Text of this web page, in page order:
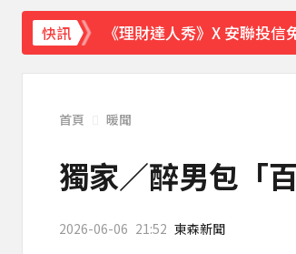
快訊
《理財達人秀》X 安聯投
下載東森App，隨時掌握天
解放軍擬「失能戰」癱瘓北
首頁 暖聞
獨家／醉男包「
2026-06-06 21:52 東森新聞